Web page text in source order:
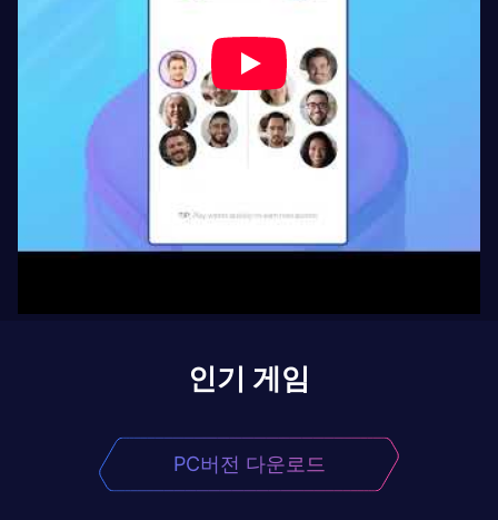
인기 게임
PC버전 다운로드